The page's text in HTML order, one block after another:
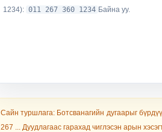
1234): 011 267 360 1234 Байна уу.
Сайн туршлага: Ботсванагийн дугаарыг
267 ...Дуудлагаас гарахад чиглэсэн арын